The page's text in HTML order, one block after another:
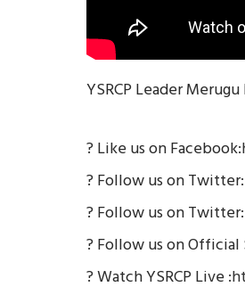
YSRCP Leader
? Like us on Facebook:
? Follow us on Twitter:
? Follow us on Twitter:
? Follow us on Official
? Watch YSRCP Live :